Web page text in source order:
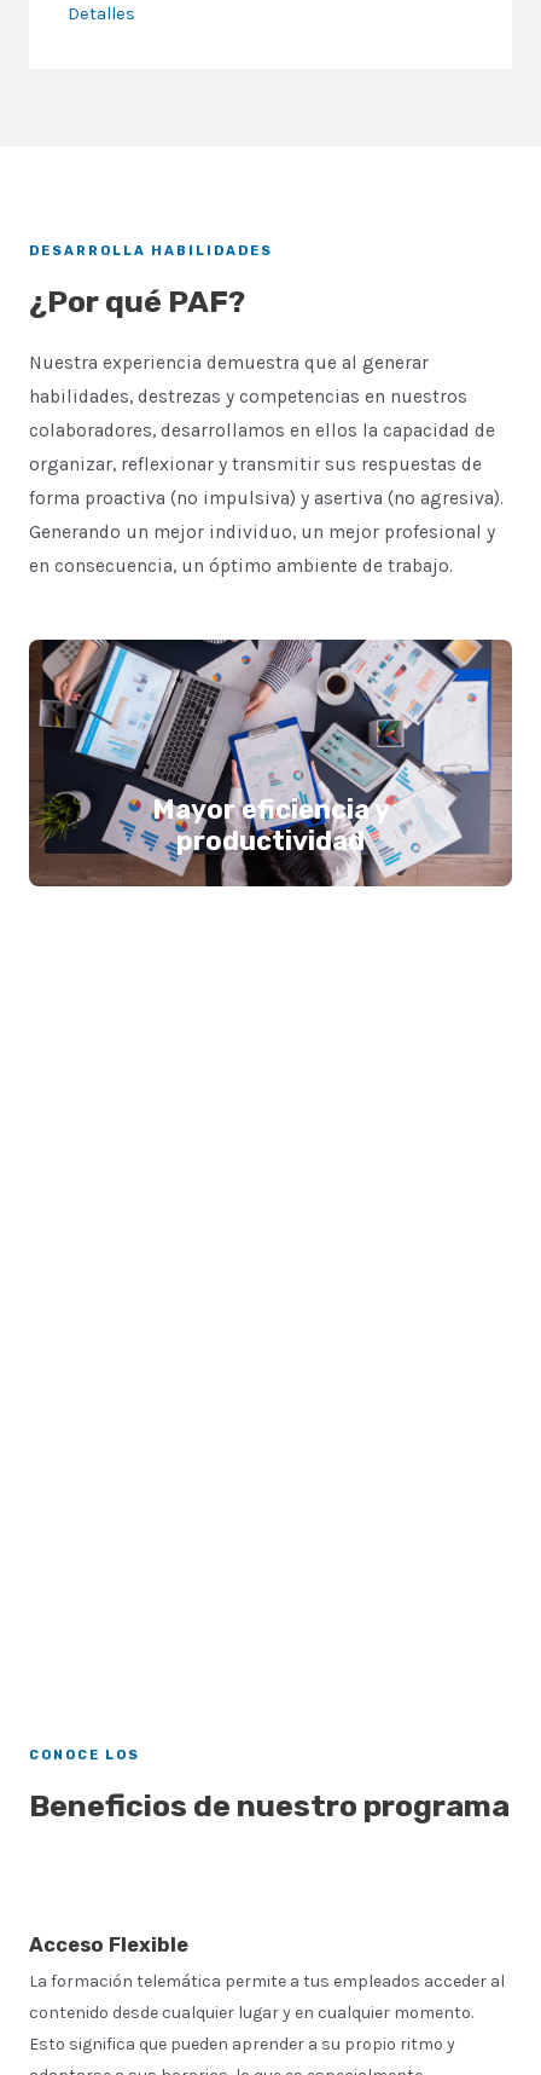
Detalles
Mayor eficiencia y
productividad
DESARROLLA HABILIDADES
¿Por qué PAF?
Nuestra experiencia demuestra que al generar
habilidades, destrezas y competencias en nuestros
colaboradores, desarrollamos en ellos la capacidad de
organizar, reflexionar y transmitir sus respuestas de
forma proactiva (no impulsiva) y asertiva (no agresiva).
Generando un mejor individuo, un mejor profesional y
en consecuencia, un óptimo ambiente de trabajo.
CONOCE LOS
Beneficios de nuestro programa
Acceso Flexible
La formación telemática permite a tus empleados acceder al
contenido desde cualquier lugar y en cualquier momento.
Esto significa que pueden aprender a su propio ritmo y